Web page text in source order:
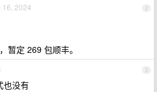
2
16, 2024
暂定 269 包顺丰。
3
也没有